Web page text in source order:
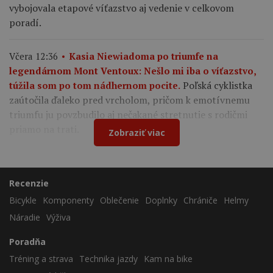
vybojovala etapové víťazstvo aj vedenie v celkovom
poradí.
Včera 12:36
Kasia Niewiadoma po triumfe na
legendárnom Mont Ventoux: Nešlo mi iba o víťazstvo,
túžila som po tom nádhernom pocite. Poľská cyklistka
zaútočila ďaleko pred vrcholom, pričom k emotívnemu
triumfu ju povzbudilo aj nečakané stretnutie s rodičmi
Zobraziť viac
Recenzie
Bicykle
Komponenty Oblečenie Doplnky Chrániče
Helmy
Náradie Výživa
Poradňa
Tréning a strava
Technika jazdy
Kam na bike